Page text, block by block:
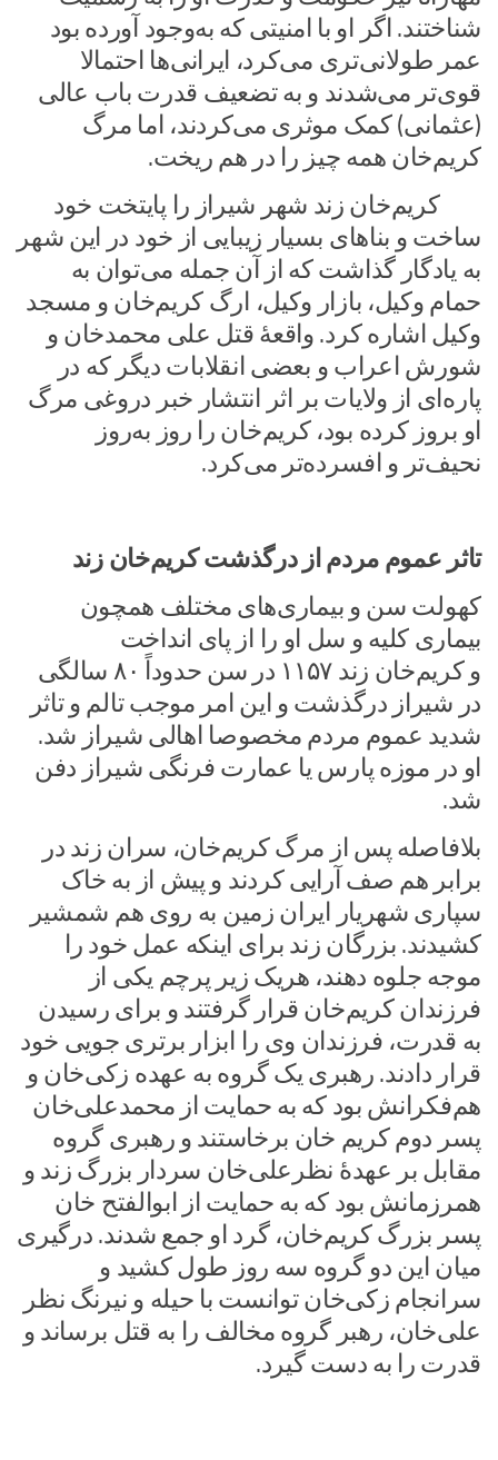
شناختند. اگر او با امنیتی که به‌وجود آورده بود
عمر طولانی‌تری می‌کرد، ایرانی‌ها احتمالا
قوی‌تر می‌شدند و به تضعیف قدرت باب عالی
(عثمانی) کمک موثری می‌کردند، اما مرگ
کریم‌خان همه چیز را در هم ریخت.
کریم‌خان زند شهر شیراز را پایتخت خود
ساخت و بناهای بسیار زیبایی از خود در این شهر
به یادگار گذاشت که از آن جمله می‌توان به
حمام وکیل، بازار وکیل، ارگ کریم‌خان و مسجد
وکیل اشاره کرد. واقعهٔ قتل علی محمدخان و
شورش اعراب و بعضی انقلابات دیگر که در
پاره‌ای از ولایات بر اثر انتشار خبر دروغی مرگ
او بروز کرده بود، کریم‌خان را روز به‌روز
نحیف‌تر و افسرده‌تر می‌کرد.
تاثر عموم مردم از درگذشت کریم‌خان زند
کهولت سن و بیماری‌های مختلف همچون
بیماری کلیه و سل او را از پای انداخت
و کریم‌خان زند ۱۱۵۷ در سن حدوداً ۸۰ سالگی
در شیراز درگذشت و این امر موجب تالم و تاثر
شدید عموم مردم مخصوصا اهالی شیراز شد.
او در موزه پارس یا عمارت فرنگی شیراز دفن
شد.
بلافاصله پس از مرگ کریم‌خان، سران زند در
برابر هم صف‌ آرایی کردند و پیش از به خاک
سپاری شهریار ایران‌ زمین به روی هم شمشیر
کشیدند. بزرگان زند برای اینکه عمل خود را
موجه جلوه دهند، هریک زیر پرچم یکی از
فرزندان کریم‌خان قرار گرفتند و برای رسیدن
به قدرت، فرزندان وی را ابزار برتری‌ جویی خود
قرار دادند. رهبری یک گروه به عهده زکی‌خان و
هم‌فکرانش بود که به حمایت از محمدعلی‌خان
پسر دوم کریم‌ خان برخاستند و رهبری گروه
مقابل بر عهدهٔ نظرعلی‌خان سردار بزرگ زند و
همرزمانش بود که به حمایت از ابوالفتح‌ خان
پسر بزرگ کریم‌خان، گرد او جمع شدند. درگیری
میان این دو گروه سه روز طول کشید و
سرانجام زکی‌خان توانست با حیله و نیرنگ نظر
علی‌خان، رهبر گروه مخالف را به قتل برساند و
قدرت را به دست گیرد.